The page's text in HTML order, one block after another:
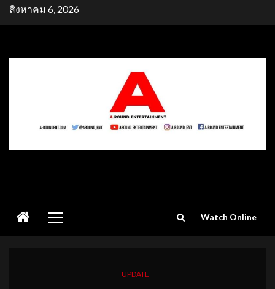
Skipสิงหาคม 6, 2026
Menu
Watch Online
UPDATE